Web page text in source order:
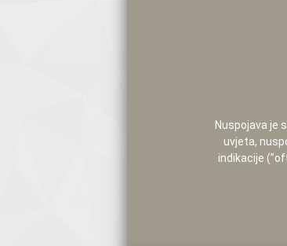
Nuspojava je
uvjeta,
indikacije